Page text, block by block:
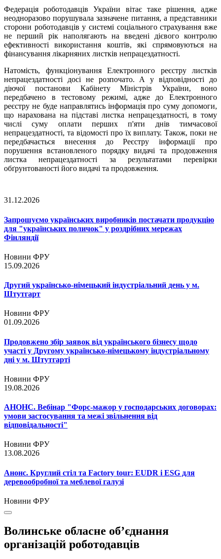
Федерація роботодавців України вітає таке рішення, адже
неодноразово порушувала зазначене питання, а представники
сторони роботодавців у системі соціального страхування вже
не перший рік наполягають на введені дієвого контролю
ефективності використання коштів, які спрямовуються на
фінансування лікарняних листків непрацездатності.
Натомість, функціонування Електронного реєстру листків
непрацездатності досі не розпочато. А у відповідності до
діючої постанови Кабінету Міністрів України, воно
передбачено в тестовому режимі, адже до Електронного
реєстру не буде направлятись інформація про суму допомоги,
що нарахована на підставі листка непрацездатності, в тому
числі суму оплати перших п'яти днів тимчасової
непрацездатності, та відомості про їх виплату. Також, поки не
передбачається внесення до Реєстру інформації про
порушення встановленого порядку видачі та продовження
листка непрацездатності за результатами перевірки
обґрунтованості його видачі та продовження.
31.12.2026
Запрошуємо українських виробників постачати продукцію
для "українських поличок" у роздрібних мережах
Фінляндії
Новини ФРУ
15.09.2026
Другий українсько-німецький індустріальний день у м.
Штутгарт
Новини ФРУ
01.09.2026
Продовжено збір заявок від українського бізнесу щодо
участі у Другому українсько-німецькому індустріальному
дні у м. Штутгарті
Новини ФРУ
19.08.2026
АНОНС. Вебінар "Форс-мажор у господарських договорах:
умови застосування та межі звільнення від
відповідальності"
Новини ФРУ
13.08.2026
Анонс. Круглий стіл та Factory tour: EUDR і ESG для
деревообробної та меблевої галузі
Новини ФРУ
Волинське обласне об’єднання
організацій роботодавців